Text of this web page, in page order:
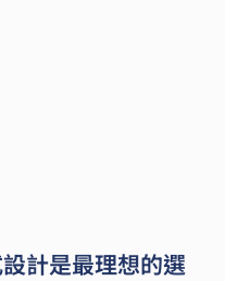
計是最理想的選